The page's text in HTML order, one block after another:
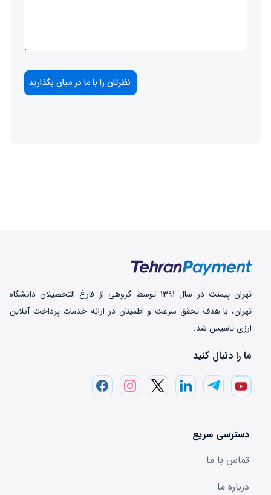
تهران‌ پیمنت در سال ۱۳۹۱ توسط گروهی از فارغ التحصیلان دانشگاه
تهران، با هدف تحقق سرعت و اطمینان در ارائه خدمات پرداخت‌ آنلاین
ارزی تاسیس شد.
ما را دنبال کنید
دسترسی سریع
تماس با ما
درباره ما